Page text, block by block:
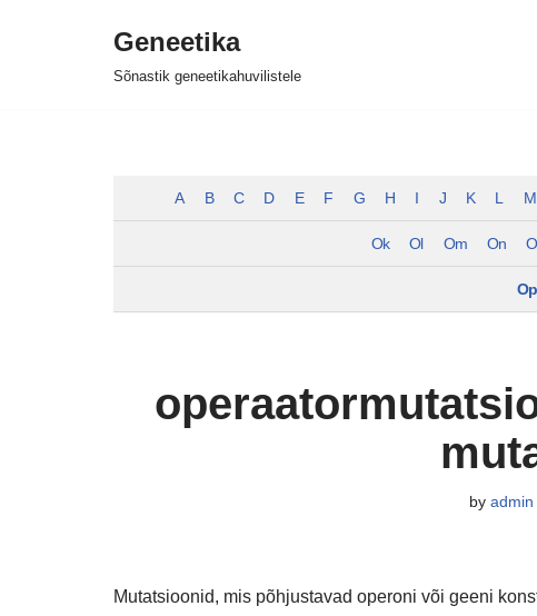
Geneetika
Sõnastik geneetikahuvilistele
A B C D E F G H I J K L M
Ok Ol Om On
by admin
Mutatsioonid, mis põhjustavad operoni või geeni